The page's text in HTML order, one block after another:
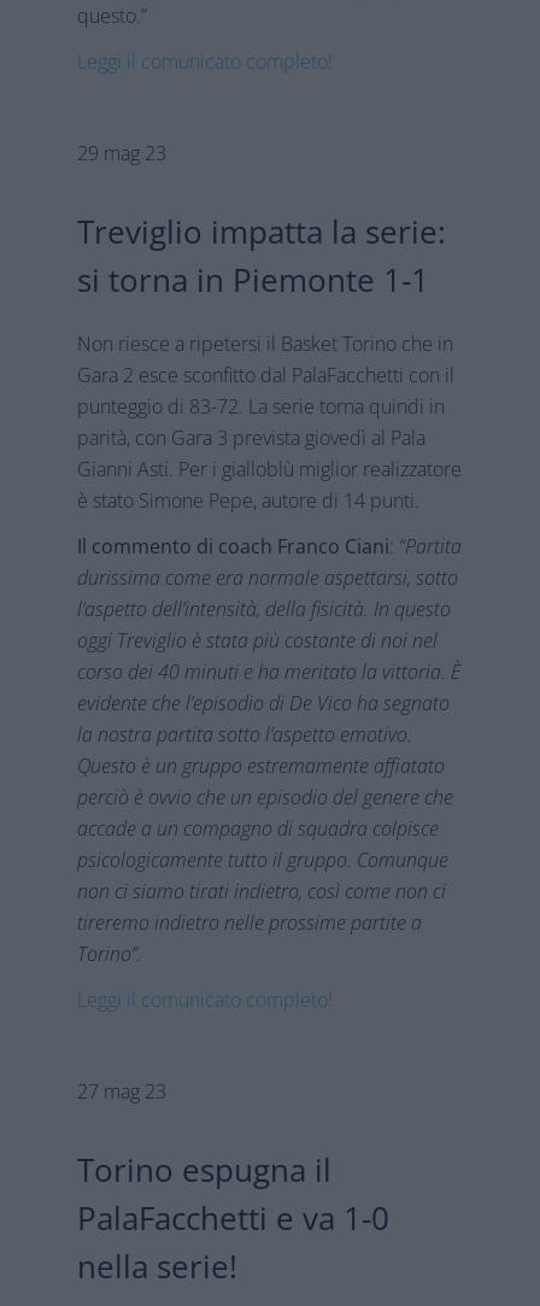
questo.”
Leggi il comunicato completo!
29 mag 23
Treviglio impatta la serie:
si torna in Piemonte 1-1
Non riesce a ripetersi il Basket Torino che in
Gara 2 esce sconfitto dal PalaFacchetti con il
punteggio di 83-72. La serie torna quindi in
parità, con Gara 3 prevista giovedì al Pala
Gianni Asti. Per i gialloblù miglior realizzatore
è stato Simone Pepe, autore di 14 punti.
Il commento di coach Franco Ciani: “Partita
durissima come era normale aspettarsi, sotto
l’aspetto dell’intensità, della fisicità. In questo
oggi Treviglio è stata più costante di noi nel
corso dei 40 minuti e ha meritato la vittoria. È
evidente che l’episodio di De Vico ha segnato
la nostra partita sotto l’aspetto emotivo.
Questo è un gruppo estremamente affiatato
perciò è ovvio che un episodio del genere che
accade a un compagno di squadra colpisce
psicologicamente tutto il gruppo. Comunque
non ci siamo tirati indietro, così come non ci
tireremo indietro nelle prossime partite a
Torino”.
Leggi il comunicato completo!
27 mag 23
Torino espugna il
PalaFacchetti e va 1-0
nella serie!